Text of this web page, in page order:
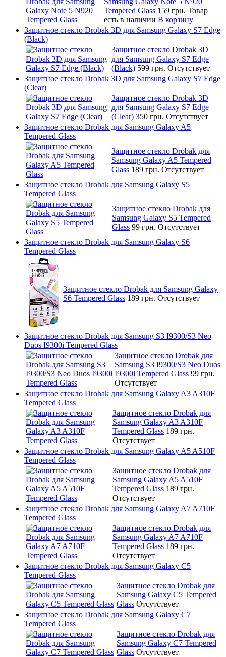
Tempered Glass 159 грн. Товар
есть в наличии В корзину
Защитное стекло Drobak 3D для Samsung Galaxy S7 Edge
(Black)
Защитное стекло Drobak 3D
для Samsung Galaxy S7 Edge
(Black) 599 грн. Отсутствует
Защитное стекло Drobak 3D для Samsung Galaxy S7 Edge
(Clear)
Защитное стекло Drobak 3D
для Samsung Galaxy S7 Edge
(Clear) 350 грн. Отсутствует
Защитное стекло Drobak для Samsung Galaxy A5
Tempered Glass
Защитное стекло Drobak для
Samsung Galaxy A5 Tempered
Glass 189 грн. Отсутствует
Защитное стекло Drobak для Samsung Galaxy S5
Tempered Glass
Защитное стекло Drobak для
Samsung Galaxy S5 Tempered
Glass 99 грн. Отсутствует
Защитное стекло Drobak для Samsung Galaxy S6
Tempered Glass
Защитное стекло Drobak для Samsung Galaxy
S6 Tempered Glass 189 грн. Отсутствует
Защитное стекло Drobak для Samsung S3 I9300/S3 Neo
Duos I9300i Tempered Glass
Защитное стекло Drobak для
Samsung S3 I9300/S3 Neo Duos
I9300i Tempered Glass 99 грн.
Отсутствует
Защитное стекло Drobak для Samsung Galaxy A3 A310F
Tempered Glass
Защитное стекло Drobak для
Samsung Galaxy A3 A310F
Tempered Glass 189 грн.
Отсутствует
Защитное стекло Drobak для Samsung Galaxy A5 A510F
Tempered Glass
Защитное стекло Drobak для
Samsung Galaxy A5 A510F
Tempered Glass 189 грн.
Отсутствует
Защитное стекло Drobak для Samsung Galaxy A7 A710F
Tempered Glass
Защитное стекло Drobak для
Samsung Galaxy A7 A710F
Tempered Glass 189 грн.
Отсутствует
Защитное стекло Drobak для Samsung Galaxy C5
Tempered Glass
Защитное стекло Drobak для
Samsung Galaxy C5 Tempered
Glass Отсутствует
Защитное стекло Drobak для Samsung Galaxy C7
Tempered Glass
Защитное стекло Drobak для
Samsung Galaxy C7 Tempered
Glass Отсутствует